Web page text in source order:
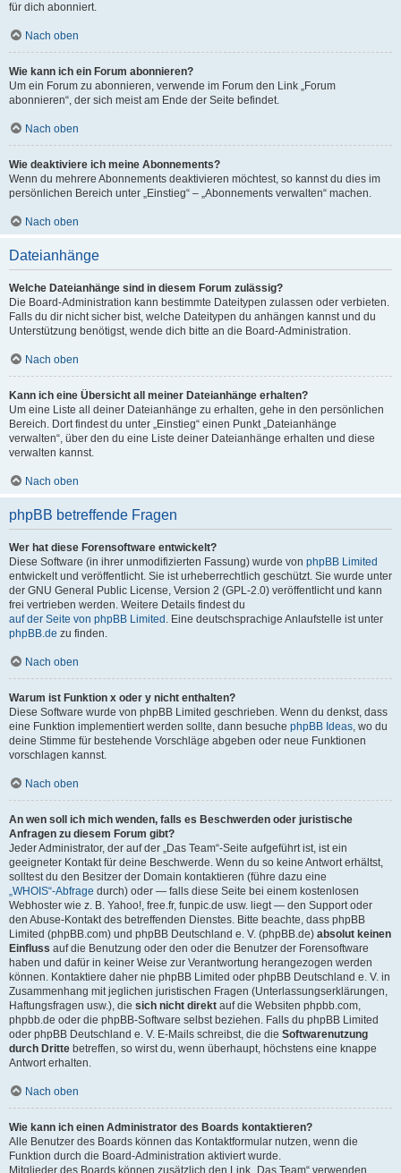
für dich abonniert.
Nach oben
Wie kann ich ein Forum abonnieren?
Um ein Forum zu abonnieren, verwende im Forum den Link „Forum
abonnieren“, der sich meist am Ende der Seite befindet.
Nach oben
Wie deaktiviere ich meine Abonnements?
Wenn du mehrere Abonnements deaktivieren möchtest, so kannst du dies im
persönlichen Bereich unter „Einstieg“ – „Abonnements verwalten“ machen.
Nach oben
Dateianhänge
Welche Dateianhänge sind in diesem Forum zulässig?
Die Board-Administration kann bestimmte Dateitypen zulassen oder verbieten.
Falls du dir nicht sicher bist, welche Dateitypen du anhängen kannst und du
Unterstützung benötigst, wende dich bitte an die Board-Administration.
Nach oben
Kann ich eine Übersicht all meiner Dateianhänge erhalten?
Um eine Liste all deiner Dateianhänge zu erhalten, gehe in den persönlichen
Bereich. Dort findest du unter „Einstieg“ einen Punkt „Dateianhänge
verwalten“, über den du eine Liste deiner Dateianhänge erhalten und diese
verwalten kannst.
Nach oben
phpBB betreffende Fragen
Wer hat diese Forensoftware entwickelt?
Diese Software (in ihrer unmodifizierten Fassung) wurde von phpBB Limited
entwickelt und veröffentlicht. Sie ist urheberrechtlich geschützt. Sie wurde unter
der GNU General Public License, Version 2 (GPL-2.0) veröffentlicht und kann
frei vertrieben werden. Weitere Details findest du
auf der Seite von phpBB Limited . Eine deutschsprachige Anlaufstelle ist unter
phpBB.de zu finden.
Nach oben
Warum ist Funktion x oder y nicht enthalten?
Diese Software wurde von phpBB Limited geschrieben. Wenn du denkst, dass
eine Funktion implementiert werden sollte, dann besuche phpBB Ideas, wo du
deine Stimme für bestehende Vorschläge abgeben oder neue Funktionen
vorschlagen kannst.
Nach oben
An wen soll ich mich wenden, falls es Beschwerden oder juristische
Anfragen zu diesem Forum gibt?
Jeder Administrator, der auf der „Das Team“-Seite aufgeführt ist, ist ein
geeigneter Kontakt für deine Beschwerde. Wenn du so keine Antwort erhältst,
solltest du den Besitzer der Domain kontaktieren (führe dazu eine
„WHOIS“-Abfrage durch) oder — falls diese Seite bei einem kostenlosen
Webhoster wie z. B. Yahoo!, free.fr, funpic.de usw. liegt — den Support oder
den Abuse-Kontakt des betreffenden Dienstes. Bitte beachte, dass phpBB
Limited (phpBB.com) und phpBB Deutschland e. V. (phpBB.de) absolut keinen
Einfluss auf die Benutzung oder den oder die Benutzer der Forensoftware
haben und dafür in keiner Weise zur Verantwortung herangezogen werden
können. Kontaktiere daher nie phpBB Limited oder phpBB Deutschland e. V. in
Zusammenhang mit jeglichen juristischen Fragen (Unterlassungserklärungen,
Haftungsfragen usw.), die sich nicht direkt auf die Websiten phpbb.com,
phpbb.de oder die phpBB-Software selbst beziehen. Falls du phpBB Limited
oder phpBB Deutschland e. V. E-Mails schreibst, die die Softwarenutzung
durch Dritte betreffen, so wirst du, wenn überhaupt, höchstens eine knappe
Antwort erhalten.
Nach oben
Wie kann ich einen Administrator des Boards kontaktieren?
Alle Benutzer des Boards können das Kontaktformular nutzen, wenn die
Funktion durch die Board-Administration aktiviert wurde.
Mitglieder des Boards können zusätzlich den Link „Das Team“ verwenden.